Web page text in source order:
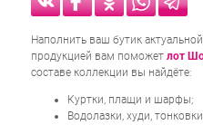
Наполнить ваш бутик
продукцией вам поможет лот
составе коллекции вы найдёте:
Куртки, плащи и шарфы;
Водолазки, худи,